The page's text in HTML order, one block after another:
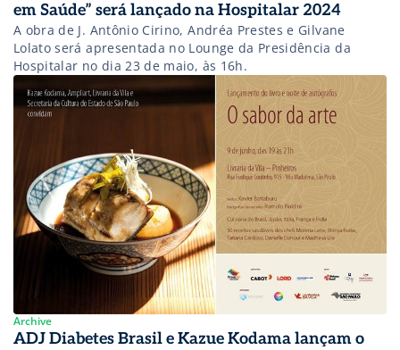
em Saúde” será lançado na Hospitalar 2024
A obra de J. Antônio Cirino, Andréa Prestes e Gilvane
Lolato será apresentada no Lounge da Presidência da
Hospitalar no dia 23 de maio, às 16h.
Archive
ADJ Diabetes Brasil e Kazue Kodama lançam o